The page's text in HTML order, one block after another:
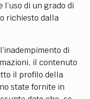
di un grado di
richiesto dalla
di
il contenuto
il profilo della
state fornite in